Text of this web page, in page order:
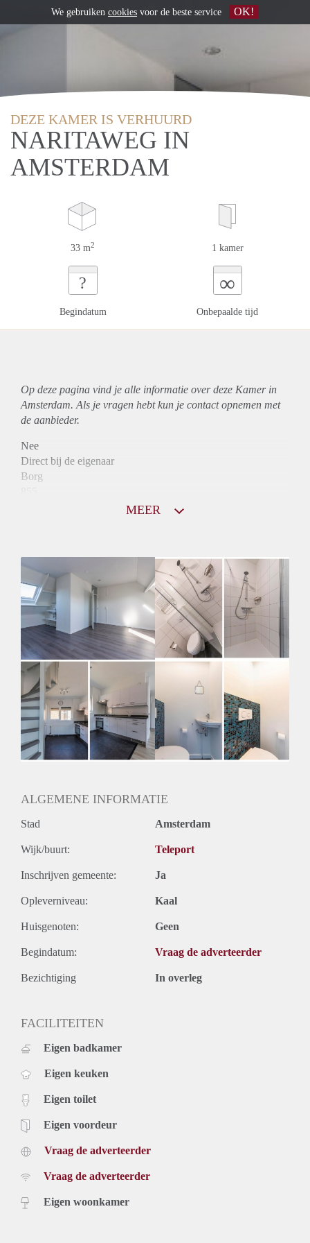
DEZE KAMER IS VERHUURD
NARITAWEG IN
AMSTERDAM
33 m2 1 kamer
?
Begindatum
∞
Onbepaalde tijd
Op deze pagina vind je alle informatie over deze Kamer in
Amsterdam. Als je vragen hebt kun je contact opnemen met
de aanbieder.
Nee
Direct bij de eigenaar
Borg
N.V.T.
Huurtermijn
Onbepaalde termijn
Oplevering
Gestoffeerd
MEER
ALGEMENE INFORMATIE
Stad Amsterdam
Wijk/buurt: Teleport
Inschrijven gemeente: Ja
Opleverniveau: Kaal
Huisgenoten: Geen
Begindatum: Vraag de adverteerder
Bezichtiging In overleg
FACILITEITEN
Eigen badkamer
Eigen keuken
Eigen toilet
Eigen voordeur
Vraag de adverteerder
Vraag de adverteerder
Eigen woonkamer
We gebruiken cookies voor de beste service OK!